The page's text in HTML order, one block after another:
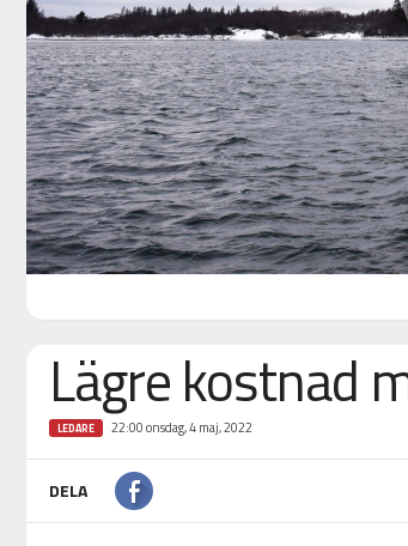
Lägre kostnad
LEDARE 22:00 onsdag, 4 maj, 2022
DELA